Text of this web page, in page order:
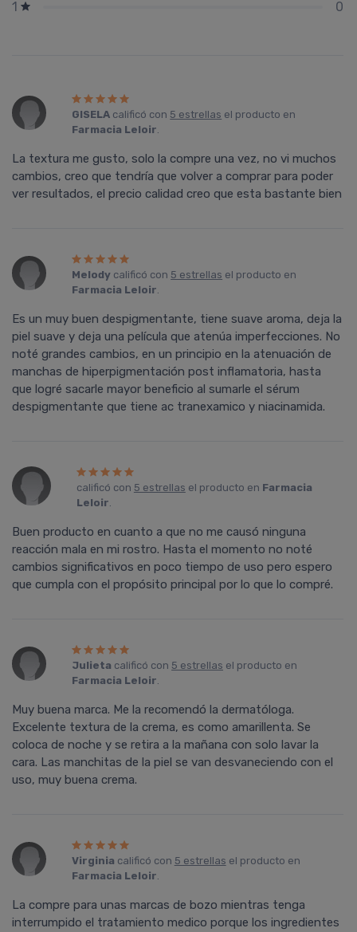
1 0
GISELA calificó con 5 estrellas el producto en
Farmacia Leloir.
La textura me gusto, solo la compre una vez, no vi muchos
cambios, creo que tendría que volver a comprar para poder
ver resultados, el precio calidad creo que esta bastante bien
Melody calificó con 5 estrellas el producto en
Farmacia Leloir.
Es un muy buen despigmentante, tiene suave aroma, deja la
piel suave y deja una película que atenúa imperfecciones. No
noté grandes cambios, en un principio en la atenuación de
manchas de hiperpigmentación post inflamatoria, hasta
que logré sacarle mayor beneficio al sumarle el sérum
despigmentante que tiene ac tranexamico y niacinamida.
calificó con 5 estrellas el producto en Farmacia
Leloir.
Buen producto en cuanto a que no me causó ninguna
reacción mala en mi rostro. Hasta el momento no noté
cambios significativos en poco tiempo de uso pero espero
que cumpla con el propósito principal por lo que lo compré.
Julieta calificó con 5 estrellas el producto en
Farmacia Leloir.
Muy buena marca. Me la recomendó la dermatóloga.
Excelente textura de la crema, es como amarillenta. Se
coloca de noche y se retira a la mañana con solo lavar la
cara. Las manchitas de la piel se van desvaneciendo con el
uso, muy buena crema.
Virginia calificó con 5 estrellas el producto en
Farmacia Leloir.
La compre para unas marcas de bozo mientras tenga
interrumpido el tratamiento medico porque los ingredientes